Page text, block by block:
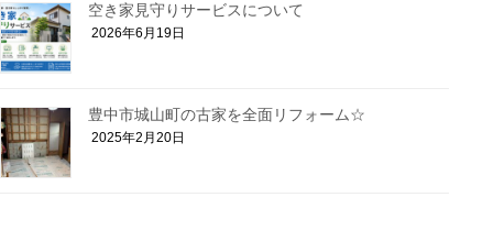
空き家見守りサービスについて
2026年6月19日
豊中市城山町の古家を全面リフォーム☆
2025年2月20日